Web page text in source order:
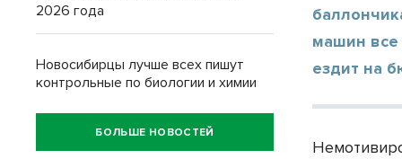
машин все
ездит на
2026 года
Новосибирцы лучше всех пишут
контрольные по биологии и химии
БОЛЬШЕ НОВОСТЕЙ